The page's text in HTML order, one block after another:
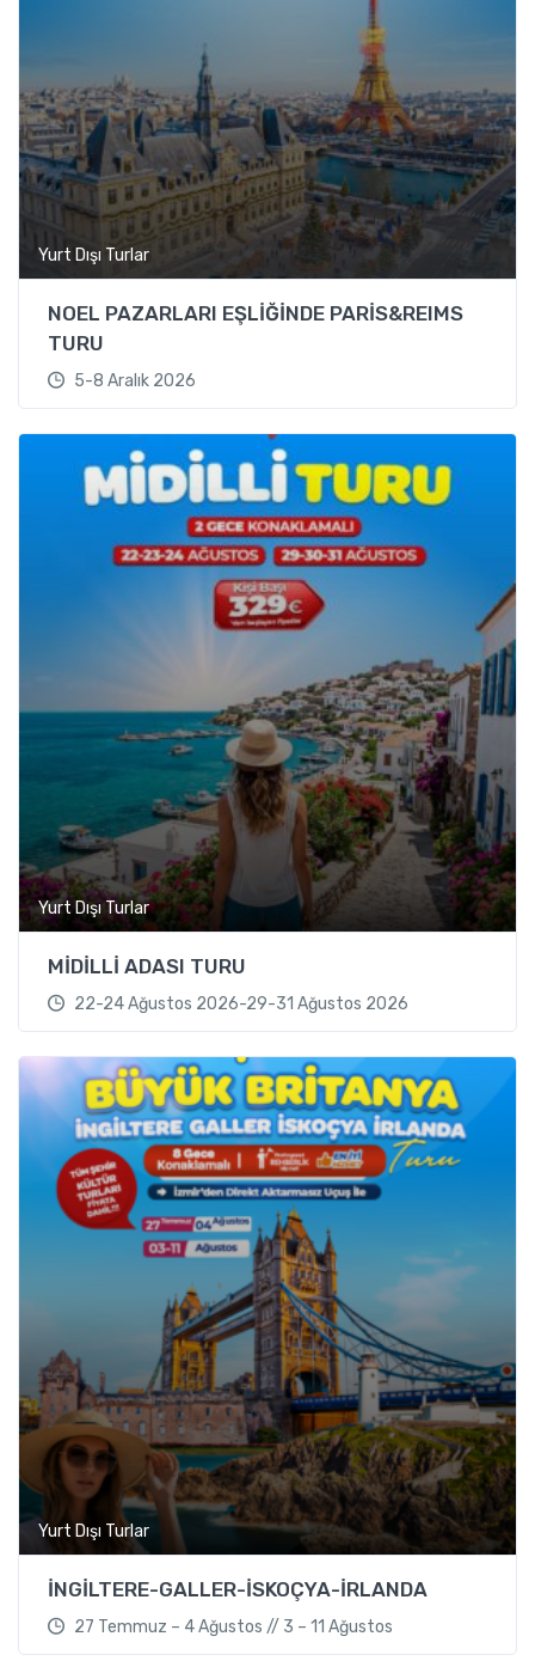
Yurt Dışı Turlar
NOEL PAZARLARI EŞLİĞİNDE PARİS&REIMS
TURU
5-8 Aralık 2026
Yurt Dışı Turlar
MİDİLLİ ADASI TURU
22-24 Ağustos 2026-29-31 Ağustos 2026
Yurt Dışı Turlar
İNGİLTERE-GALLER-İSKOÇYA-İRLANDA
27 Temmuz – 4 Ağustos // 3 – 11 Ağustos